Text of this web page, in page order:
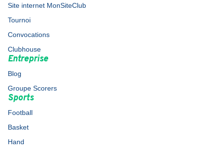
Site internet MonSiteClub
Tournoi
Convocations
Clubhouse
Entreprise
Blog
Groupe Scorers
Sports
Football
Basket
Hand